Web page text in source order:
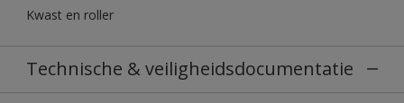
Kwast en roller
Technische & veiligheidsdocumentatie